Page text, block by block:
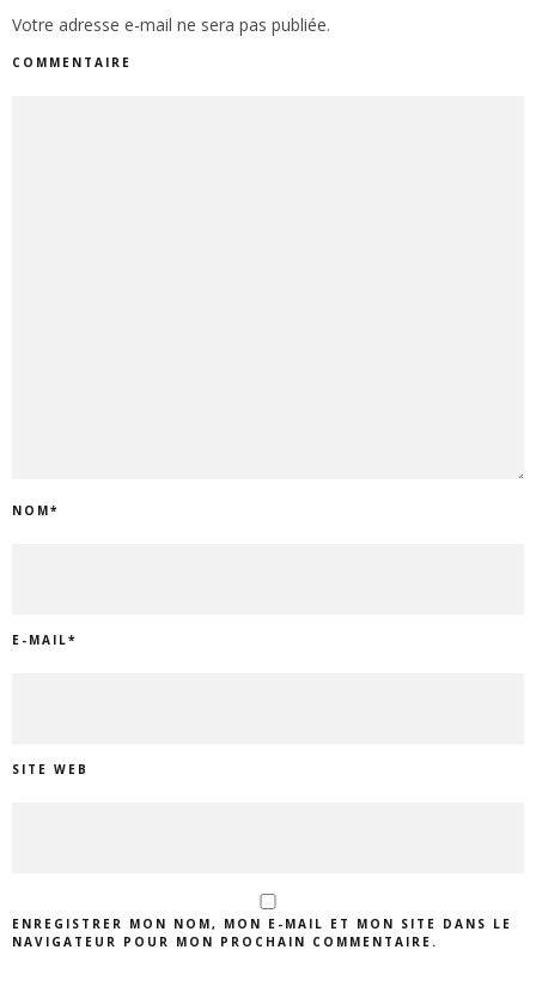
Votre adresse e-mail ne sera pas publiée.
COMMENTAIRE
NOM*
E-MAIL*
SITE WEB
ENREGISTRER MON NOM, MON E-MAIL ET MON SITE DANS LE
NAVIGATEUR POUR MON PROCHAIN COMMENTAIRE.